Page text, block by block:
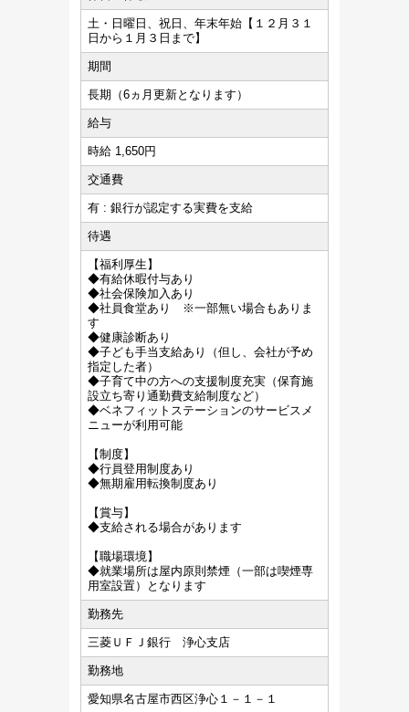
土・日曜日、祝日、年末年始【１２月３１
日から１月３日まで】
期間
長期（6ヵ月更新となります）
給与
時給 1,650円
交通費
有 : 銀行が認定する実費を支給
待遇
【福利厚生】
◆有給休暇付与あり
◆社会保険加入あり
◆社員食堂あり ※一部無い場合もありま
す
◆健康診断あり
◆子ども手当支給あり（但し、会社が予め
指定した者）
◆子育て中の方への支援制度充実（保育施
設立ち寄り通勤費支給制度など）
◆ベネフィットステーションのサービスメ
ニューが利用可能
【制度】
◆行員登用制度あり
◆無期雇用転換制度あり
【賞与】
◆支給される場合があります
【職場環境】
◆就業場所は屋内原則禁煙（一部は喫煙専
用室設置）となります
勤務先
三菱ＵＦＪ銀行 浄心支店
勤務地
愛知県名古屋市西区浄心１－１－１